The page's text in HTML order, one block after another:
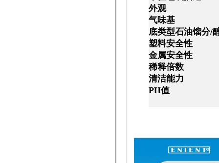
外
气味
底类型石油
塑料安
金属安
稀释
清洁
PH值